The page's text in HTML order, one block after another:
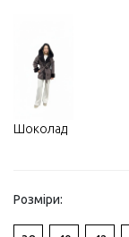
Шоколад
Розміри: